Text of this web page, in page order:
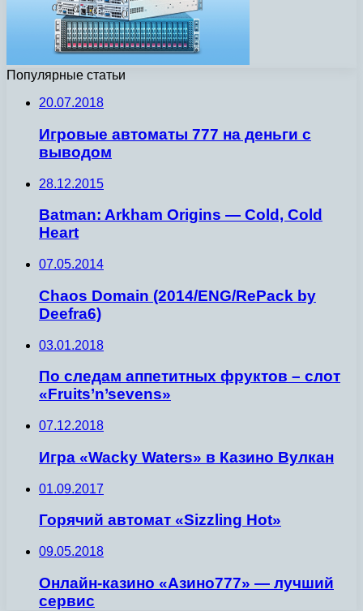
Популярные статьи
20.07.2018
Игровые автоматы 777 на деньги с
выводом
28.12.2015
Batman: Arkham Origins — Cold, Cold
Heart
07.05.2014
Chaos Domain (2014/ENG/RePack by
Deefra6)
03.01.2018
По следам аппетитных фруктов – слот
«Fruits’n’sevens»
07.12.2018
Игра «Wacky Waters» в Казино Вулкан
01.09.2017
Горячий автомат «Sizzling Hot»
09.05.2018
Онлайн-казино «Азино777» — лучший
сервис